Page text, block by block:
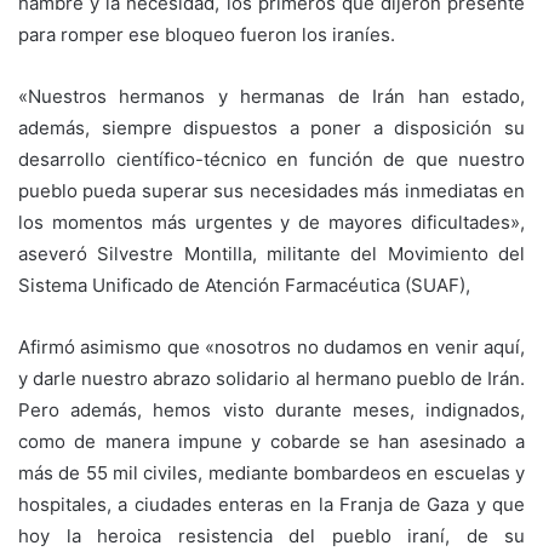
para romper ese bloqueo fueron los iraníes.
«Nuestros hermanos y hermanas de Irán han estado,
además, siempre dispuestos a poner a disposición su
desarrollo científico-técnico en función de que nuestro
pueblo pueda superar sus necesidades más inmediatas en
los momentos más urgentes y de mayores dificultades»,
aseveró Silvestre Montilla, militante del Movimiento del
Sistema Unificado de Atención Farmacéutica (SUAF),
Afirmó asimismo que «nosotros no dudamos en venir aquí,
y darle nuestro abrazo solidario al hermano pueblo de Irán.
Pero además, hemos visto durante meses, indignados,
como de manera impune y cobarde se han asesinado a
más de 55 mil civiles, mediante bombardeos en escuelas y
hospitales, a ciudades enteras en la Franja de Gaza y que
hoy la heroica resistencia del pueblo iraní, de su